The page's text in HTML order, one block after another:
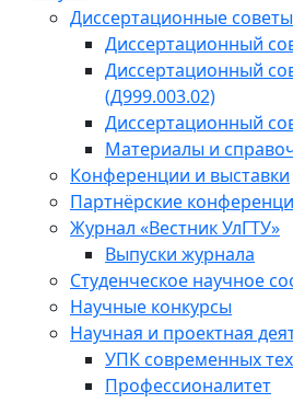
Диссертационные советы
Диссертационный
Диссертационный
(Д999.003.02)
Диссертационный
Материалы и
Конференции и выставки
Партнёрские
Журнал «Вестник УлГТУ»
Выпуски журнала
Студенческое научное
Научные конкурсы
Научная и проектная
УПК современных
Профессионалитет